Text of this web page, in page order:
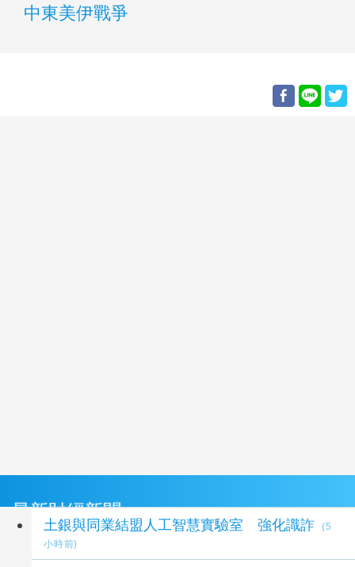
中東美伊戰爭
最新財經新聞
土銀與同業結盟人工智慧實驗室 強化識詐
(5
小時前)